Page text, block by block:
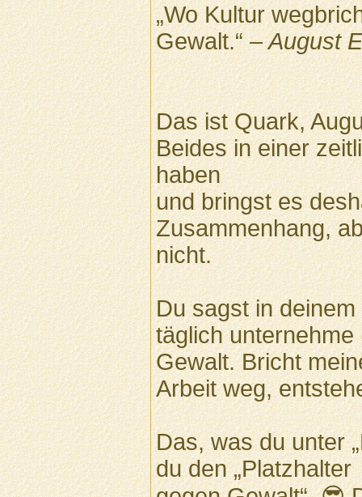
„Wo Kultur
Gewalt.“ –August
Das ist Quark,
Beides in einer
haben
und bringst es
Zusammenhang,
nicht.
Du sagst in
täglich
Gewalt. Bricht
Arbeit weg,
Das, was du unter
du den „Platzhalter